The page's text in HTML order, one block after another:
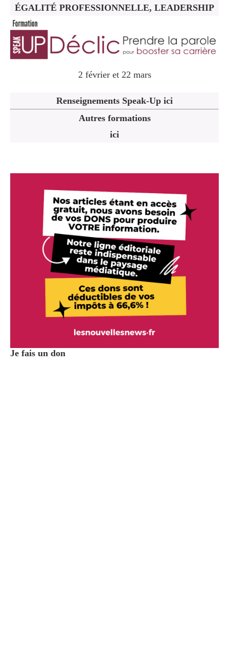
ÉGALITÉ PROFESSIONNELLE, LEADERSHIP
2 février et 22 mars
Renseignements Speak-Up ici
Autres formations
ici
Je fais un don